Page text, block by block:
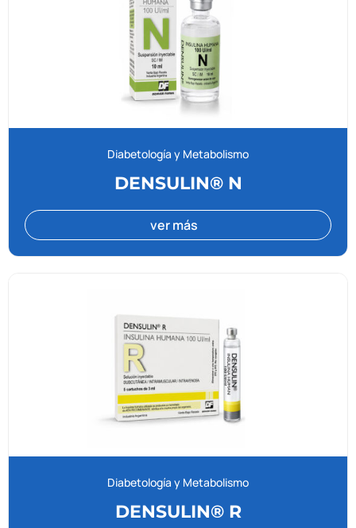
Diabetología y Metabolismo
DENSULIN® N
ver más
Diabetología y Metabolismo
DENSULIN® R